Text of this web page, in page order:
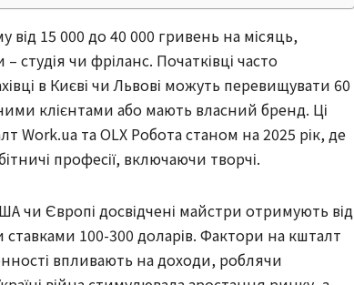
від 15 000 до 40 000 гривень на місяць,
студія чи фріланс. Початківці часто
в Києві чи Львові можуть перевищувати 60
клієнтами або мають власний бренд. Ці
та OLX Робота станом на 2025 рік, де
професії, включаючи творчі.
чи Європі досвідчені майстри отримують від
100-300 доларів. Фактори на кшталт
впливають на доходи, роблячи